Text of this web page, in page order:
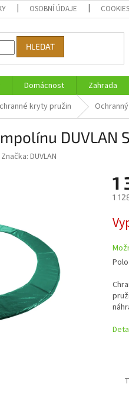
OSOBNÍ ÚDAJE COOKIES
HLEDAT
Domácnost Zahrada
kryty pružin
DUVLAN
Značka: DUVLAN
1
1